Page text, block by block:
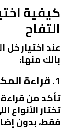
كيفية
التفاح
عند اختيار خل
بالك منها:
1. قراءة المكونات
تأكد من
تختار
فقط، بدون